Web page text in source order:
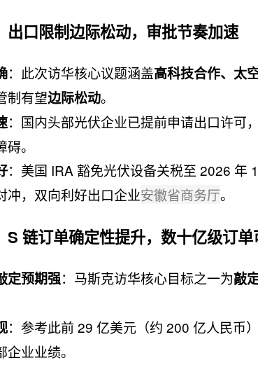
出口限制边际松动，审批节奏加速
：此次访华核心议题涵盖高科技合作、太
制有望边际松动。
：国内头部光伏企业已提前申请出口许可
。
：美国 IRA 豁免光伏设备关税至 2026 年
冲，双向利好出口企业安徽省商务厅。
S 链订单确定性提升，数十亿级订单
定预期强：马斯克访华核心目标之一为敲
：参考此前 29 亿美元（约 200 亿人民币
业业绩。